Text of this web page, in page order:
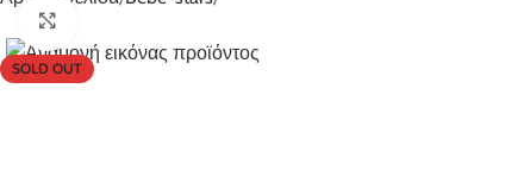
SOLD OUT